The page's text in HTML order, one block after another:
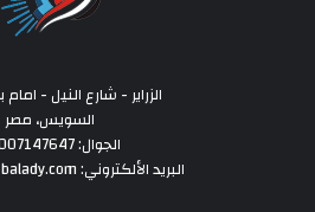
الزراير - شارع النيل -
السويس، مصر
الجوال: 01007147647
البريد الألكتروني: admin@suezbalady.com